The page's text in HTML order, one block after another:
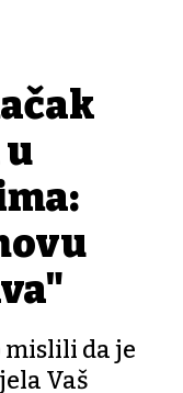
u
da je
Vaš